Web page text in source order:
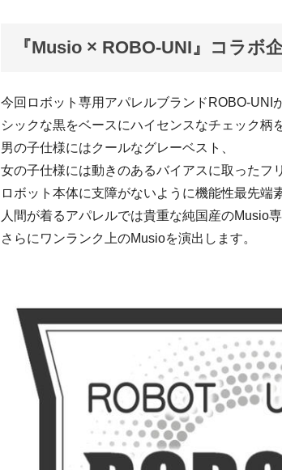
『Musio × ROBO-UNI』コラボ
今回ロボット専用アパレルブランドROBO-UNI
シックな黒をベースにハイセンスなチェック柄
男の子仕様にはクールなグレーベスト、
女の子仕様には動きのあるバイアスに取ったフ
ロボット本体に支障がないように機能性最先端
人間が着るアパレルでは貴重な純国産のMusio専
さらにワンランク上のMusioを演出します。